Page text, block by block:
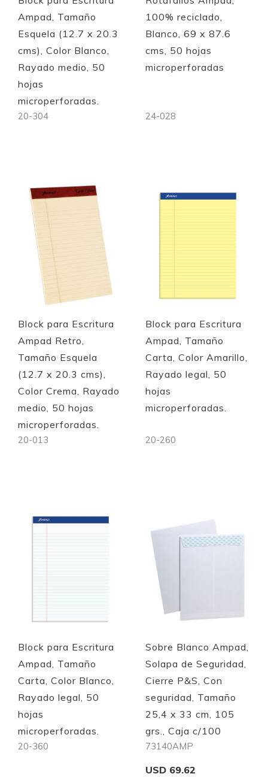
Ampad, Tamaño
Esquela (12.7 x 20.3
cms), Color Blanco,
Rayado medio, 50
hojas
microperforadas.
20-304
Quickview
100% reciclado,
Blanco, 69 x 87.6
cms, 50 hojas
microperforadas
24-028
Block para Escritura
Ampad Retro,
Tamaño Esquela
(12.7 x 20.3 cms),
Color Crema, Rayado
medio, 50 hojas
microperforadas.
20-013
Block para Escritura
Ampad, Tamaño
Carta, Color Amarillo,
Rayado legal, 50
hojas
microperforadas.
20-260
Quickview
Block para Escritura
Ampad, Tamaño
Carta, Color Blanco,
Rayado legal, 50
hojas
microperforadas.
20-360
Sobre Blanco Ampad,
Solapa de Seguridad,
Cierre P&S, Con
seguridad, Tamaño
25,4 x 33 cm, 105
grs., Caja c/100
73140AMP
USD 69.62